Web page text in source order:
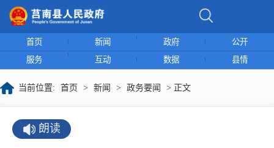
首页 新闻 政府
公开
服务
互动 数据 县情
当前位置: 首页 > 新闻 > 政务要闻 > 正文
朗读